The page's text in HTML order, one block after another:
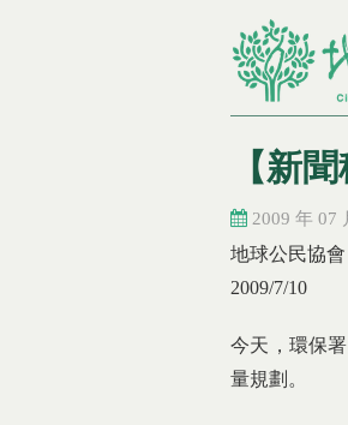
【新
2009 年 07
您在這裡
您在這裡
地球公民協會
2009/7/10
今天，環保
量規劃。